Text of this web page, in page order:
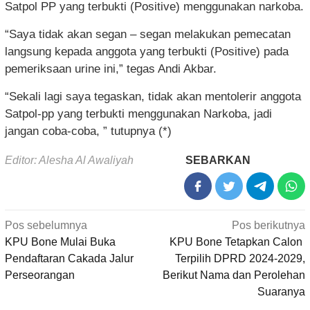
Satpol PP yang terbukti (Positive) menggunakan narkoba.
“Saya tidak akan segan – segan melakukan pemecatan
langsung kepada anggota yang terbukti (Positive) pada
pemeriksaan urine ini,” tegas Andi Akbar.
“Sekali lagi saya tegaskan, tidak akan mentolerir anggota
Satpol-pp yang terbukti menggunakan Narkoba, jadi
jangan coba-coba, ” tutupnya (*)
Editor: Alesha Al Awaliyah SEBARKAN
Navigasi
pos
Pos sebelumnya
KPU Bone Mulai Buka
Pendaftaran Cakada Jalur
Perseorangan
Pos berikutnya
KPU Bone Tetapkan Calon
Terpilih DPRD 2024-2029,
Berikut Nama dan Perolehan
Suaranya